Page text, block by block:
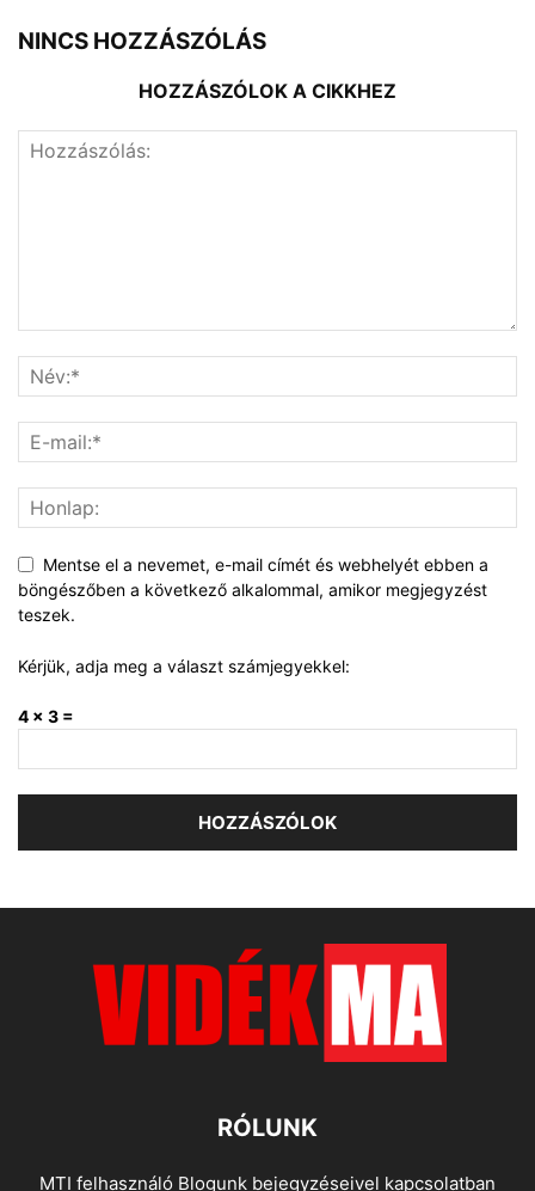
NINCS HOZZÁSZÓLÁS
HOZZÁSZÓLOK A CIKKHEZ
Mentse el a nevemet, e-mail címét és webhelyét ebben a
böngészőben a következő alkalommal, amikor megjegyzést
teszek.
Kérjük, adja meg a választ számjegyekkel:
4 × 3 =
RÓLUNK
MTI felhasználó Blogunk bejegyzéseivel kapcsolatban